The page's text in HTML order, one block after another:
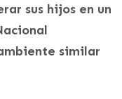
sus hijos en un
similar